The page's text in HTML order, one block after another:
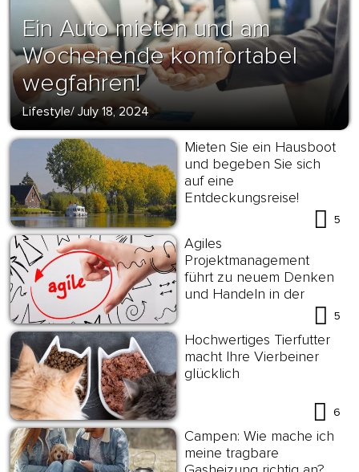
Ein Auto mieten und am
Wochenende komfortabel
wegfahren!
Lifestyle/July 18, 2024
Mieten Sie ein Hausboot
und begeben Sie sich
auf eine
Entdeckungsreise!
5
Agiles
Projektmanagement
führt zu neuem Denken
und Handeln in der
5
Hochwertiges Tierfutter
macht Ihre Vierbeiner
glücklich
6
Campen: Wie mache ich
meine tragbare